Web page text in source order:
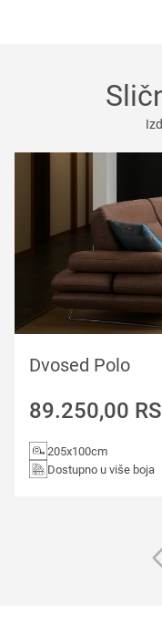
Dvosed Polo
89.250,00
205x100cm
Dostupno u više boja